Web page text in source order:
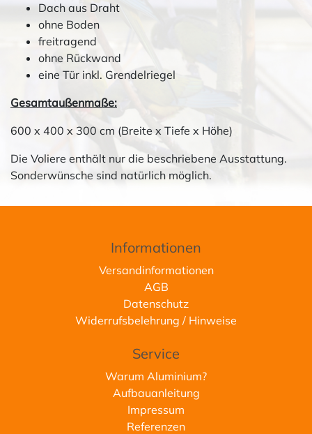
Dach aus Draht
ohne Boden
freitragend
ohne Rückwand
eine Tür inkl. Grendelriegel
Gesamtaußenmaße:
600 x 400 x 300 cm (Breite x Tiefe x Höhe)
Die Voliere enthält nur die beschriebene Ausstattung.
Sonderwünsche sind natürlich möglich.
Informationen
Versandinformationen
AGB
Datenschutz
Widerrufsbelehrung / Hinweise
Service
Warum Aluminium?
Aufbauanleitung
Impressum
Referenzen